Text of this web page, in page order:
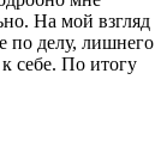
На мой взгляд
по делу, лишнего
себе. По итогу